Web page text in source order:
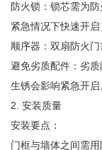
防火锁：锁芯需为
紧急情况下快速开启
顺序器：双扇防火
避免劣质配件：劣
生锈会影响紧急开启
2. 安装质量
安装要点：
门框与墙体之间需